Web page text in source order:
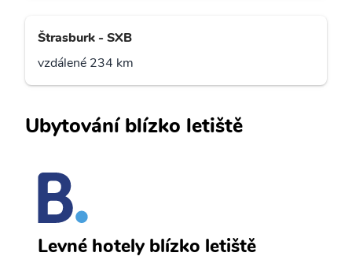
Štrasburk - SXB
vzdálené 234 km
Ubytování blízko letiště
Levné hotely blízko letiště